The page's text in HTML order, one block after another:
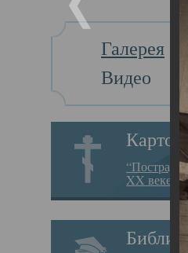
Галерея
Видео
XX веке